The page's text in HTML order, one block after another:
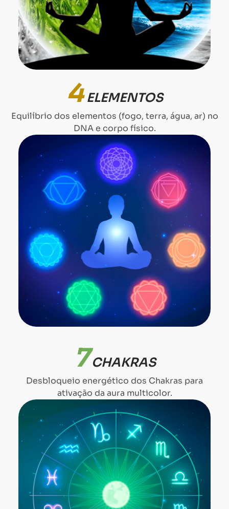
4ELEMENTOS
Equilíbrio dos elementos (fogo, terra, água, ar) no
DNA e corpo físico.
7 CHAKRAS
Desbloqueio energético dos Chakras para
ativação da aura multicolor.